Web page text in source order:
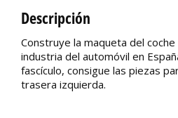
Descripción
Construye la maqueta del
industria del automóvil en
fascículo, consigue las piezas
trasera izquierda.